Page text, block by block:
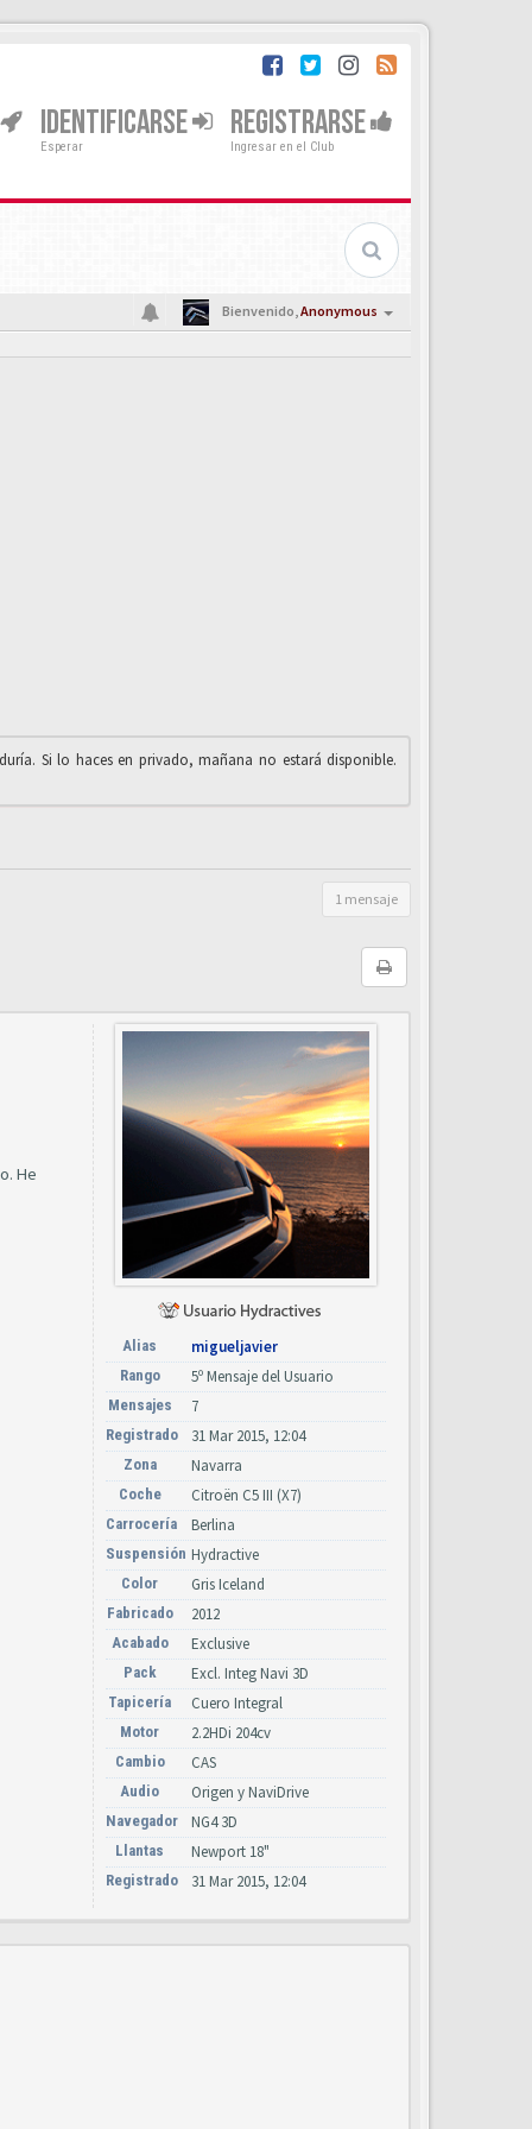
IDENTIFICARSE
Esperar
REGISTRARSE
Ingresar en el Club
Bienvenido,Anonymous
Si lo haces en privado, mañana no estará disponible.
1 mensaje
He
Alias migueljavier
Rango 5º Mensaje del Usuario
Mensajes 7
Registrado 31 Mar 2015, 12:04
Zona Navarra
Coche Citroën C5 III (X7)
Carrocería Berlina
Suspensión Hydractive
Color Gris Iceland
Fabricado 2012
Acabado Exclusive
Pack Excl. Integ Navi 3D
Tapicería Cuero Integral
Motor 2.2HDi 204cv
Cambio CAS
Audio Origen y NaviDrive
Navegador NG4 3D
Llantas Newport 18"
Registrado 31 Mar 2015, 12:04